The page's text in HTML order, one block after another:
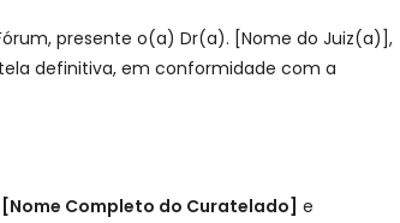
presente o(a) Dr(a). [Nome do Juiz(a)],
definitiva, em conformidade com a
[Nome Completo do Curatelado] e